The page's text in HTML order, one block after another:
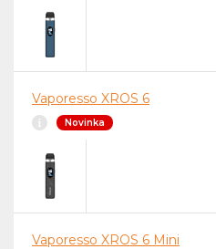
Vaporesso XROS 6
Novinka
Vaporesso XROS 6 Mini